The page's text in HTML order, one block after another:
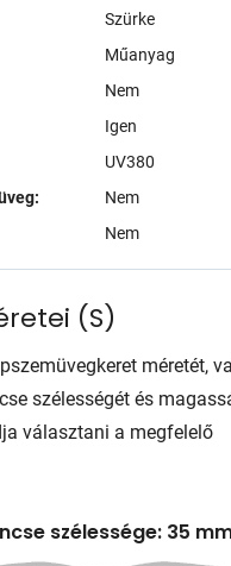
Szürke
Műanyag
Nem
Igen
UV380
Nem
Nem
(S)
méretét,
szélességét és
választani a megfelelő
szélessége: 35